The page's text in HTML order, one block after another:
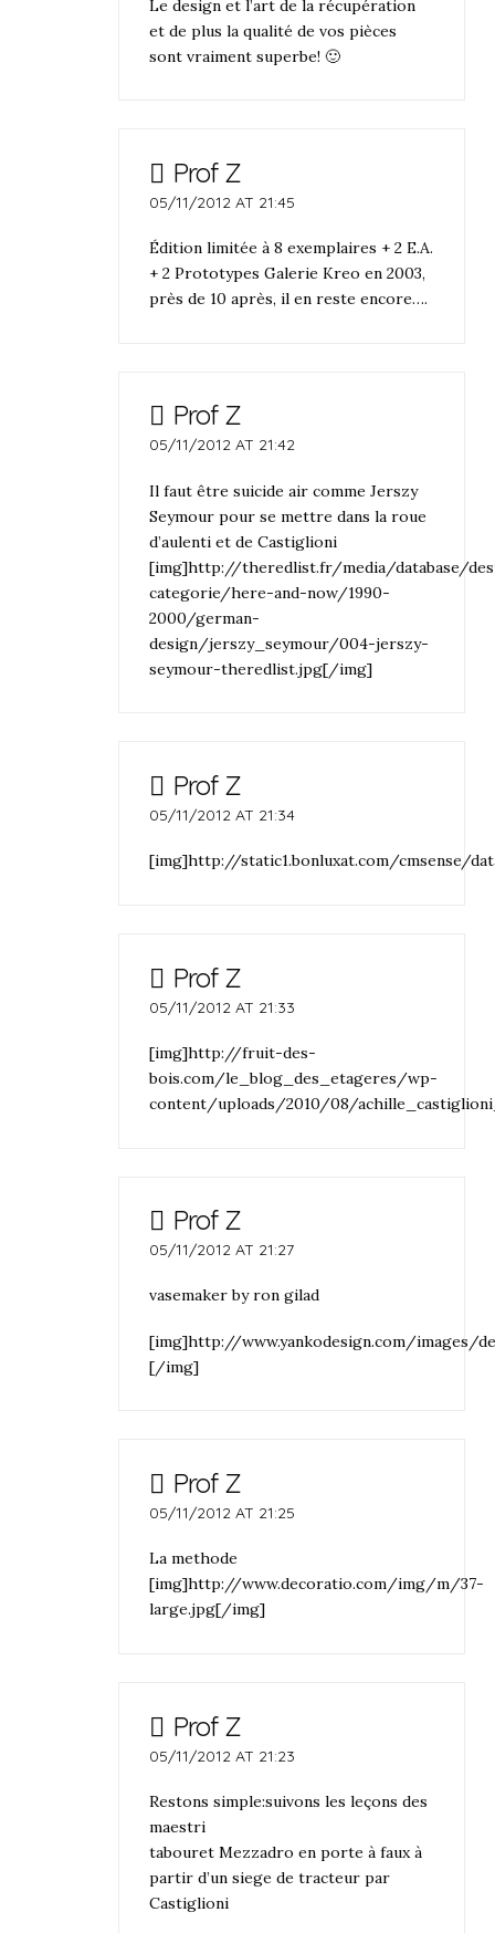
Le design et l’art de la récupération
et de plus la qualité de vos pièces
sont vraiment superbe! 🙂
Prof Z
05/11/2012 AT 21:45
Édition limitée à 8 exemplaires + 2 E.A.
+ 2 Prototypes Galerie Kreo en 2003,
près de 10 après, il en reste encore….
Prof Z
05/11/2012 AT 21:42
Il faut être suicide air comme Jerszy
Seymour pour se mettre dans la roue
d’aulenti et de Castiglioni
[img]http://theredlist.fr/media/database/
categorie/here-and-now/1990-
2000/german-
design/jerszy_seymour/004-jerszy-
seymour-theredlist.jpg[/img]
Prof Z
05/11/2012 AT 21:34
[img]http://static1.bonluxat.com/cmsense/
Prof Z
05/11/2012 AT 21:33
[img]http://fruit-des-
bois.com/le_blog_des_etageres/wp-
content/uploads/2010/08/
Prof Z
05/11/2012 AT 21:27
vasemaker by ron gilad
[img]http://www.yankodesign.com/images/
[/img]
Prof Z
05/11/2012 AT 21:25
La methode
[img]http://www.decoratio.com/img/m/37-
large.jpg[/img]
Prof Z
05/11/2012 AT 21:23
Restons simple:suivons les leçons des
maestri
tabouret Mezzadro en porte à faux à
partir d’un siege de tracteur par
Castiglioni